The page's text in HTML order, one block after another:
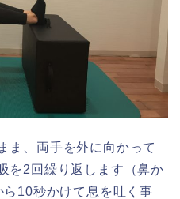
ま、両手を外に向かって
を2回繰り返します（鼻か
10秒かけて息を吐く事